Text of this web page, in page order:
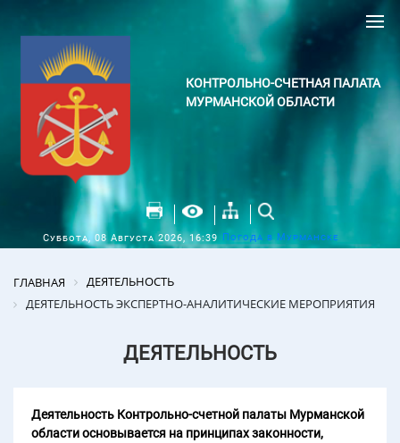
КОНТРОЛЬНО-СЧЕТНАЯ ПАЛАТА
МУРМАНСКОЙ ОБЛАСТИ
Суббота, 08 Августа 2026, 16:39 Погода в Мурманске
ГЛАВНАЯ
ДЕЯТЕЛЬНОСТЬ
ДЕЯТЕЛЬНОСТЬ ЭКСПЕРТНО-АНАЛИТИЧЕСКИЕ МЕРОПРИЯТИЯ
ДЕЯТЕЛЬНОСТЬ
Деятельность Контрольно-счетной палаты Мурманской
области основывается на принципах законности,